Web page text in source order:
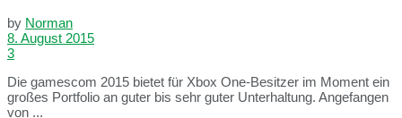
by Norman
8. August 2015
3
Die gamescom 2015 bietet für Xbox One-Besitzer im Moment ein
großes Portfolio an guter bis sehr guter Unterhaltung. Angefangen
von ...